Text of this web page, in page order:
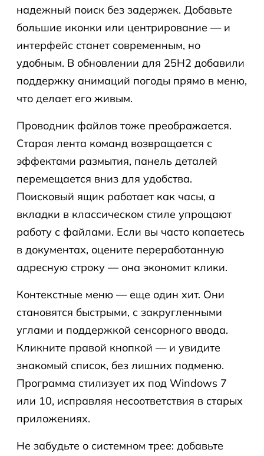
надежный поиск без задержек. Добавьте
большие иконки или центрирование — и
интерфейс станет современным, но
удобным. В обновлении для 25H2 добавили
поддержку анимаций погоды прямо в меню,
что делает его живым.
Проводник файлов тоже преображается.
Старая лента команд возвращается с
эффектами размытия, панель деталей
перемещается вниз для удобства.
Поисковый ящик работает как часы, а
вкладки в классическом стиле упрощают
работу с файлами. Если вы часто копаетесь
в документах, оцените переработанную
адресную строку — она экономит клики.
Контекстные меню — еще один хит. Они
становятся быстрыми, с закругленными
углами и поддержкой сенсорного ввода.
Кликните правой кнопкой — и увидите
знакомый список, без лишних подменю.
Программа стилизует их под Windows 7
или 10, исправляя несоответствия в старых
приложениях.
Не забудьте о системном трее: добавьте